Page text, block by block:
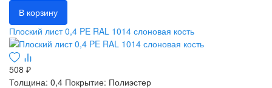
В корзину
Плоский лист 0,4 PE RAL 1014 слоновая кость
508 ₽
Толщина: 0,4 Покрытие: Полиэстер